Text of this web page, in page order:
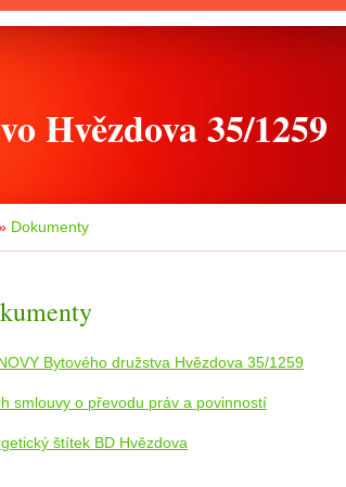
Hvězdova 35/1259
Dokumenty
Bytového družstva Hvězdova 35/1259
smlouvy o převodu práv a povinností
štítek BD Hvězdova